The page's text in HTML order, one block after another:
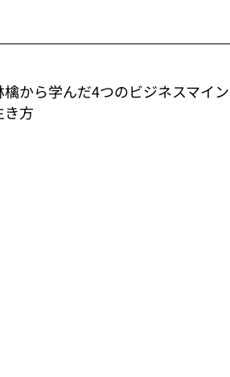
檎から学んだ4つのビジネスマイン
き方